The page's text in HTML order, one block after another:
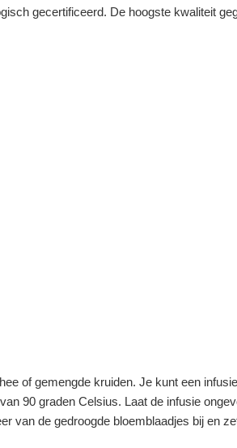
gecertificeerd. De hoogste kwaliteit
of gemengde kruiden. Je kunt een
90 graden Celsius. Laat de infusie
van de gedroogde bloemblaadjes bij en